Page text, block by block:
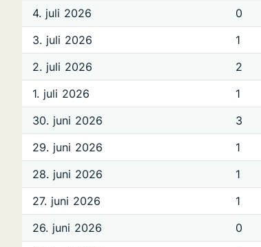
4. juli 2026
0
3. juli 2026
1
2. juli 2026
2
1. juli 2026
1
30. juni 2026
3
29. juni 2026
1
28. juni 2026
1
27. juni 2026
1
26. juni 2026
0